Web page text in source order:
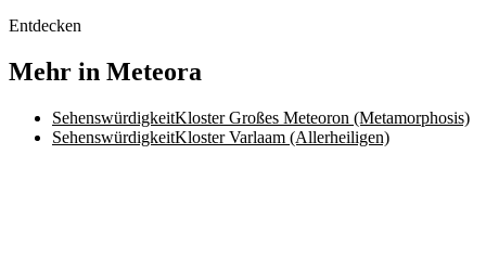
Entdecken
Mehr in Meteora
SehenswürdigkeitKloster Großes Meteoron (Metamorphosis)
SehenswürdigkeitKloster Varlaam (Allerheiligen)